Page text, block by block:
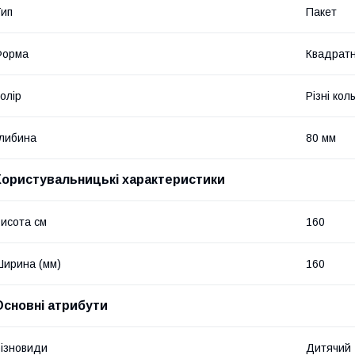
Пакет
Різні
80 мм
характеристики
см 160
(мм) 160
атрибути
Дитячий